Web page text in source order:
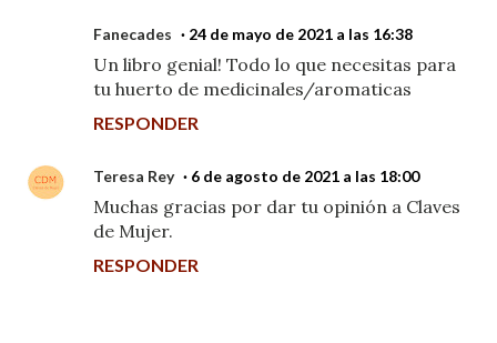
Fanecades 24 de mayo de 2021 a las 16:38
Un libro genial! Todo lo que necesitas para
tu huerto de medicinales/aromaticas
RESPONDER
Teresa Rey 6 de agosto de 2021 a las 18:00
Muchas gracias por dar tu opinión a Claves
de Mujer.
RESPONDER